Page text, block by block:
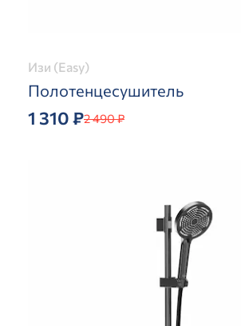
Изи (Easy)
Полотенцесушитель
1 310 ₽2 490 ₽